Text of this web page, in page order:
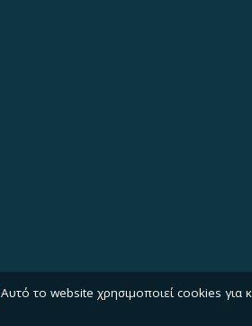
Αυτό το website χρησιμοποιεί cookies για